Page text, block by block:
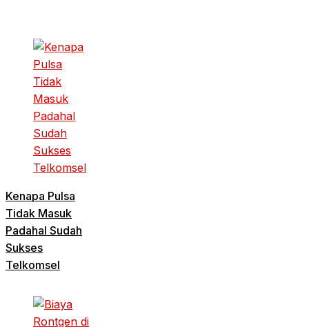
Kenapa Pulsa
Tidak Masuk
Padahal Sudah
Sukses
Telkomsel